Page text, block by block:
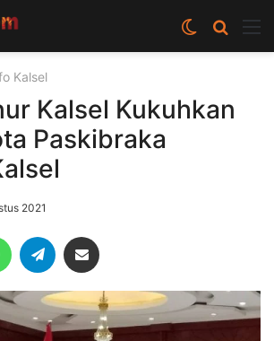
Cari
berita
Switch
skin
Kalsel
Kalsel Kukuhkan
Paskibraka
2021
WhatsAppTelegram